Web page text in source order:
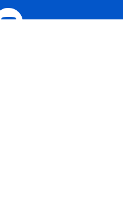
YouTube